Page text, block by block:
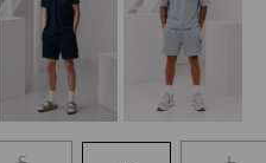
Marokko
Nigeria
Portugal
Spanje
MID SEASON-SALE KIDS